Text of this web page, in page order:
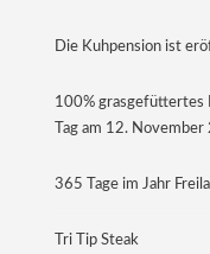
Die Kuhpension ist
100% grasgefüttertes
Tag am 12.
365 Tage im Jahr
Tri Tip Steak